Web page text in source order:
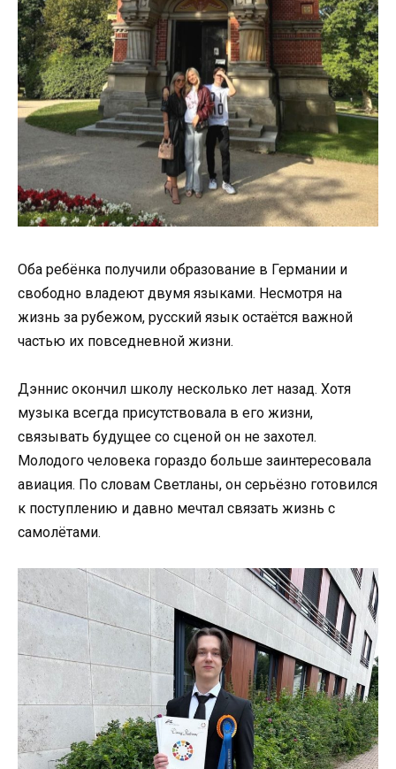
Оба ребёнка получили образование в Германии и
свободно владеют двумя языками. Несмотря на
жизнь за рубежом, русский язык остаётся важной
частью их повседневной жизни.
Дэннис окончил школу несколько лет назад. Хотя
музыка всегда присутствовала в его жизни,
связывать будущее со сценой он не захотел.
Молодого человека гораздо больше заинтересовала
авиация. По словам Светланы, он серьёзно готовился
к поступлению и давно мечтал связать жизнь с
самолётами.